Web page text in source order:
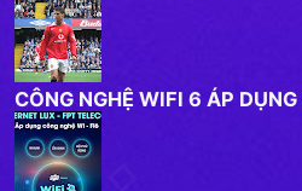
CÔNG NGHỆ WIFI 6 ÁP